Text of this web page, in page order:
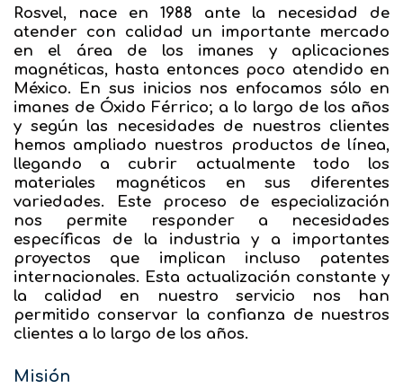
Rosvel,
nace en 1988 ante la necesidad de
atender con calidad un importante mercado
en el área de los imanes y aplicaciones
magnéticas, hasta entonces poco atendido en
México. En sus inicios nos enfocamos sólo en
imanes de Óxido Férrico; a lo largo de los años
y según las necesidades de nuestros clientes
hemos ampliado nuestros productos de línea,
llegando a cubrir actualmente todo los
materiales magnéticos en sus diferentes
variedades. Este proceso de especialización
nos permite responder a necesidades
específicas de la industria y a importantes
proyectos que implican incluso patentes
internacionales. Esta actualización constante y
la calidad en nuestro servicio nos han
permitido conservar la confianza de nuestros
clientes a lo largo de los años.
Misión